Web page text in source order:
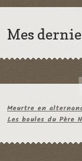
Mes
Meurtre en
Les boules du Père